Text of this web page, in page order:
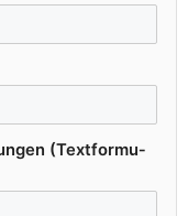
(Text­for­mu­